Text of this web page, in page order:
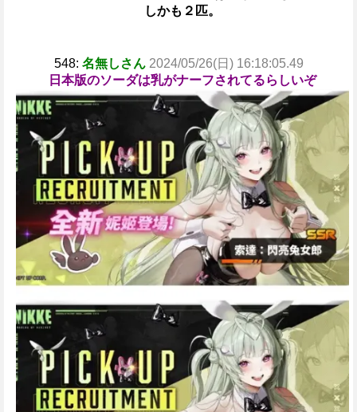
しかも２匹。
548: 名無しさん 2024/05/26(日) 16:18:05.49
日本版のソーダは乳がナーフされてるらしいぞ